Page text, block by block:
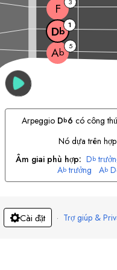
Ab 5
Db 1
F
Arpeggio Db6 có công
Nó dựa trên
Âm giai phù hợp: Db
Ab trưởng Ab
Cài đặt · Trợ giúp &